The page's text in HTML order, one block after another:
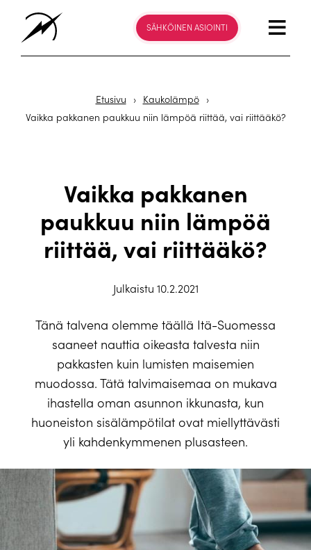
SÄHKÖINEN ASIOINTI
Etusivu › Kaukolämpö
›
Vaikka pakkanen paukkuu niin lämpöä riittää, vai riittääkö?
Vaikka pakkanen
paukkuu niin lämpöä
riittää, vai riittääkö?
Julkaistu 10.2.2021
Tänä talvena olemme täällä Itä-Suomessa
saaneet nauttia oikeasta talvesta niin
pakkasten kuin lumisten maisemien
muodossa. Tätä talvimaisemaa on mukava
ihastella oman asunnon ikkunasta, kun
huoneiston sisälämpötilat ovat miellyttävästi
yli kahdenkymmenen plusasteen.